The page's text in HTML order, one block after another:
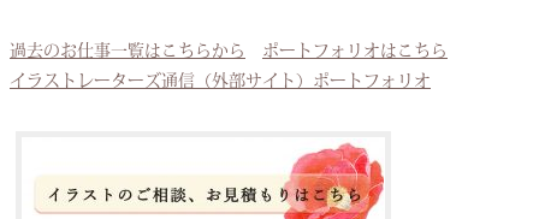
過去のお仕事一覧はこちらから
ポートフォリオはこちら
イラストレーターズ通信（外部サイト）ポートフォリオ